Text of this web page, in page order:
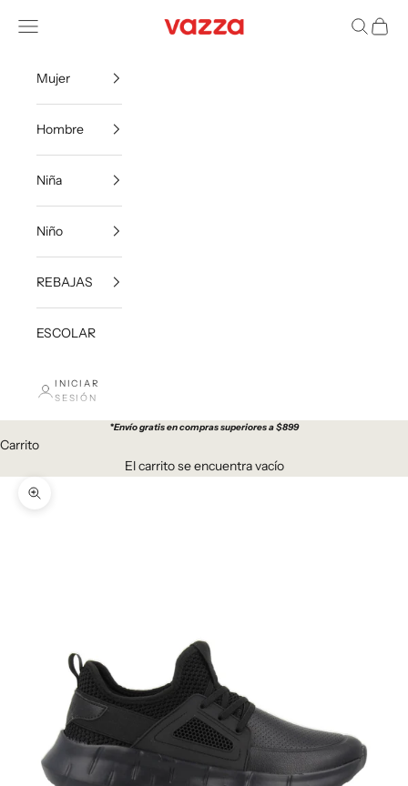
VazzaShoes
Menú Buscar
Carrito
Mujer
Hombre
Niña
Niño
REBAJAS
ESCOLAR
INICIAR
SESIÓN
*Envío gratis en compras superiores a $899
Carrito
El carrito se encuentra vacío
Zoom